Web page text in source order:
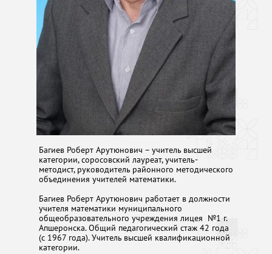
Багиев Роберт Арутюнович – учитель высшей
категории, соросовский лауреат, учитель-
методист, руководитель районного методического
объединения учителей математики.
Багиев Роберт Арутюнович работает в должности
учителя математики муниципального
общеобразовательного учреждения лицея №1 г.
Апшеронска. Общий педагогический стаж 42 года
(с 1967 года). Учитель высшей квалификационной
категории.